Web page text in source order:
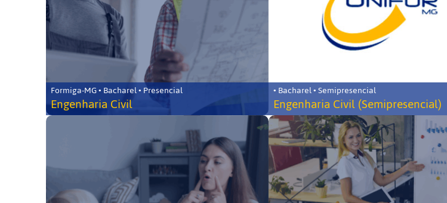
Formiga-MG • Bacharel • Presencial
Engenharia Civil
• Bacharel • Semipresencial
Engenharia Civil (Semipresencial)